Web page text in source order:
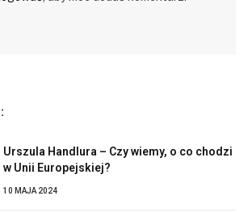
Urszula Handlura – Czy wiemy, o co chodzi
w Unii Europejskiej?
10 MAJA 2024